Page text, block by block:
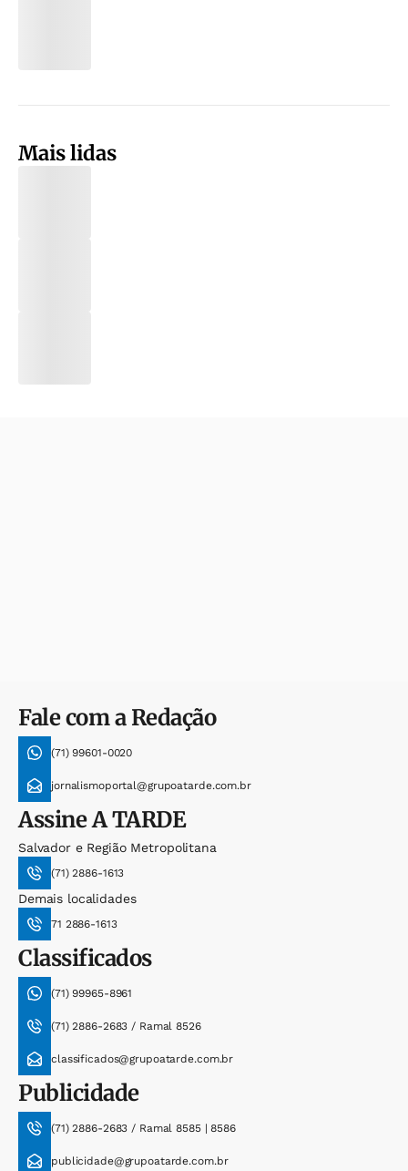
Mais lidas
Fale com a Redação
(71) 99601-0020
jornalismoportal@grupoatarde.com.br
AssineA TARDE
Salvador e Região Metropolitana
(71) 2886-1613
Demais localidades
71 2886-1613
Classificados
(71) 99965-8961
(71) 2886-2683 / Ramal 8526
classificados@grupoatarde.com.br
Publicidade
(71) 2886-2683 / Ramal 8585 | 8586
publicidade@grupoatarde.com.br